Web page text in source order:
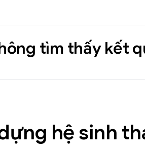
tìm thấy kết
hệ sinh